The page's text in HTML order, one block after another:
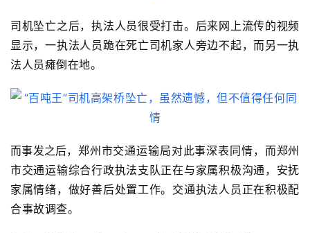
司机坠亡之后，执法人员很受打击。后来网上流传的视频
显示，一执法人员跪在死亡司机家人旁边不起，而另一执
法人员瘫倒在地。
而事发之后， 郑州市交通运输局对此事深表 同情，而郑州
市交通运输综合行政执法支队正在与家属积极沟通，安抚
家属情绪，做好善后处置工作。 交通执法人员正在积极配
合事故调查。